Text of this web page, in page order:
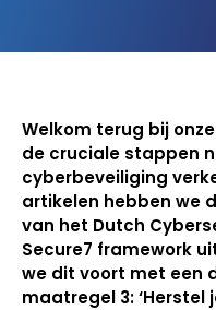
Welkom terug bij
de cruciale stappen
cyberbeveiliging
artikelen hebben we
van het Dutch
Secure7 framework
we dit voort met een
maatregel 3: ‘Herstel